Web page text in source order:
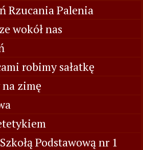
Rzucania Palenia
wokół nas
robimy sałatkę
zimę
Podstawową nr 1